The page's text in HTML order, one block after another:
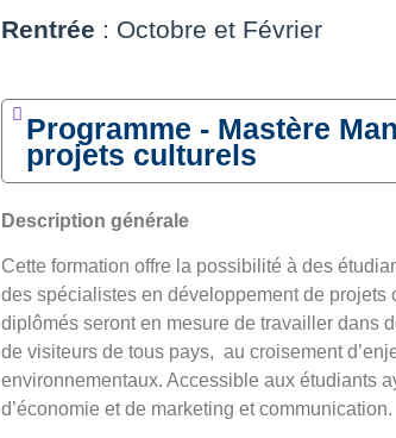
Rentrée : Octobre et Février
Programme - Mastère
projets culturels
Description générale
Cette formation offre la possibilité à des
des spécialistes en développement de projets
diplômés seront en mesure de travailler dans
de visiteurs de tous pays, au croisement
environnementaux. Accessible aux étudiants
d’économie et de marketing et communication.